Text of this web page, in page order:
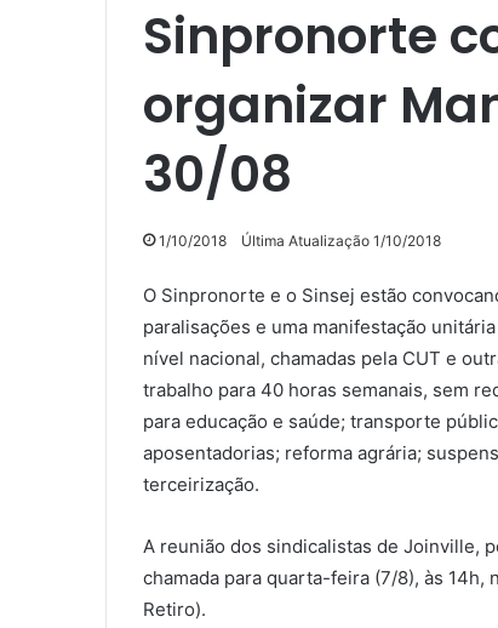
Sinpronorte
organizar
30/08
1/10/2018 Última Atualização 1/10/2018
O Sinpronorte e o Sinsej estão
paralisações e uma manifestação
nível nacional, chamadas pela CUT e
trabalho para 40 horas semanais, sem
para educação e saúde; transporte
aposentadorias; reforma agrária;
terceirização.
A reunião dos sindicalistas de Joinville,
chamada para quarta-feira (7/8), às 14h,
Retiro).